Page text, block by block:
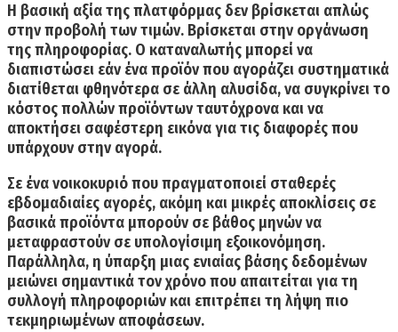
Η βασική αξία της πλατφόρμας δεν βρίσκεται απλώς
στην προβολή των τιμών. Βρίσκεται στην οργάνωση
της πληροφορίας. Ο καταναλωτής μπορεί να
διαπιστώσει εάν ένα προϊόν που αγοράζει συστηματικά
διατίθεται φθηνότερα σε άλλη αλυσίδα, να συγκρίνει το
κόστος πολλών προϊόντων ταυτόχρονα και να
αποκτήσει σαφέστερη εικόνα για τις διαφορές που
υπάρχουν στην αγορά.
Σε ένα νοικοκυριό που πραγματοποιεί σταθερές
εβδομαδιαίες αγορές, ακόμη και μικρές αποκλίσεις σε
βασικά προϊόντα μπορούν σε βάθος μηνών να
μεταφραστούν σε υπολογίσιμη εξοικονόμηση.
Παράλληλα, η ύπαρξη μιας ενιαίας βάσης δεδομένων
μειώνει σημαντικά τον χρόνο που απαιτείται για τη
συλλογή πληροφοριών και επιτρέπει τη λήψη πιο
τεκμηριωμένων αποφάσεων.